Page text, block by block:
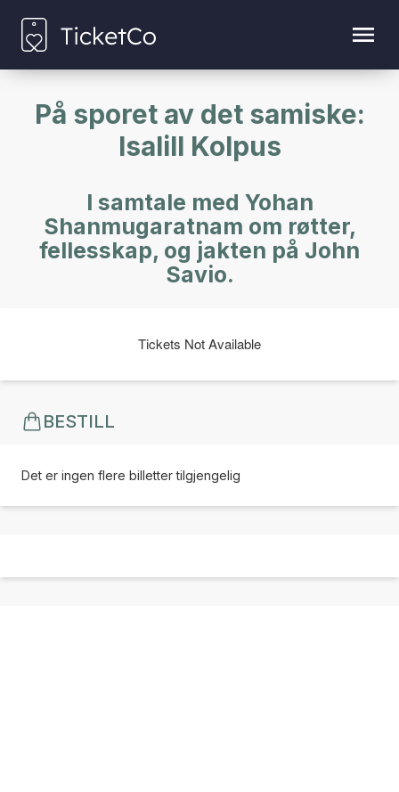
På sporet av det samiske:
Isalill Kolpus
I samtale med Yohan
Shanmugaratnam om røtter,
fellesskap, og jakten på John
Savio.
Tickets Not Available
BESTILL
Det er ingen flere billetter tilgjengelig